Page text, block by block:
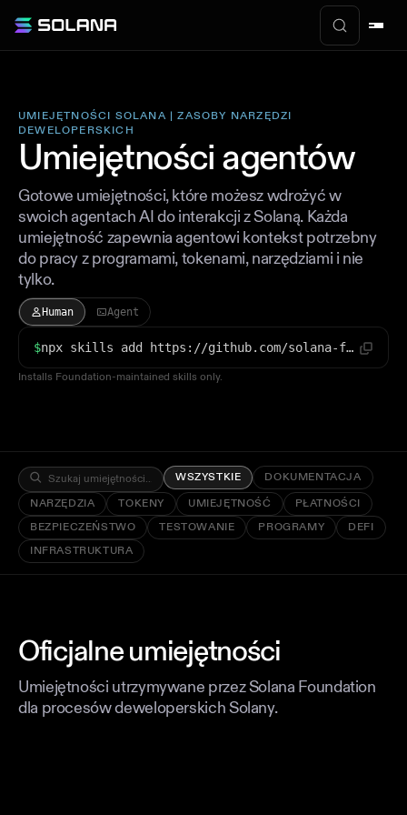
UMIEJĘTNOŚCI SOLANA | ZASOBY NARZĘDZI
DEWELOPERSKICH
Umiejętności agentów
Gotowe umiejętności, które możesz wdrożyć w
swoich agentach AI do interakcji z Solaną. Każda
umiejętność zapewnia agentowi kontekst potrzebny
do pracy z programami, tokenami, narzędziami i nie
tylko.
Human Agent
$ npx skills add https://github.com/solana-foundation/solana-dev-skill
Installs Foundation-maintained skills only.
WSZYSTKIE
DOKUMENTACJA
NARZĘDZIA
TOKENY UMIEJĘTNOŚĆ
PŁATNOŚCI
BEZPIECZEŃSTWO
TESTOWANIE PROGRAMY
DEFI
INFRASTRUKTURA
Oficjalne umiejętności
Umiejętności utrzymywane przez Solana Foundation
dla procesów deweloperskich Solany.